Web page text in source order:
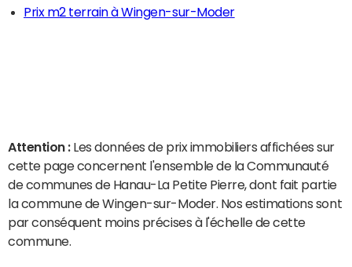
Prix m2 terrain à Wingen-sur-Moder
Attention : Les données de prix immobiliers affichées sur
cette page concernent l'ensemble de la Communauté
de communes de Hanau-La Petite Pierre, dont fait partie
la commune de Wingen-sur-Moder. Nos estimations sont
par conséquent moins précises à l'échelle de cette
commune.